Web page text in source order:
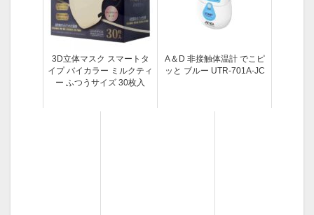
3D立体マスク スマートタ
イプ バイカラー ミルクティ
ー ふつうサイズ 30枚入
A＆D 非接触体温計 でこピ
ッと ブルー UTR-701A-JC